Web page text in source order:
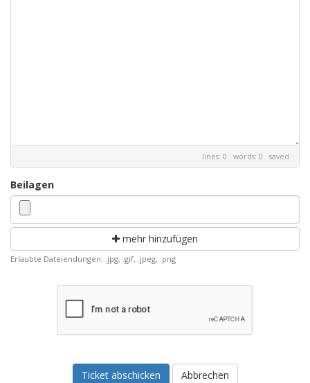
lines: 0 words: 0 saved
Beilagen
mehr hinzufügen
Erlaubte Dateiendungen: .jpg, .gif, .jpeg, .png
Abbrechen